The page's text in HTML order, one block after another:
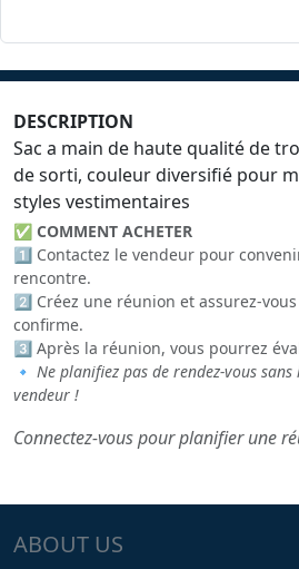
DESCRIPTION
Sac a main de haute qualité de
de sorti, couleur diversifié pour
styles vestimentaires
✅ COMMENT ACHETER
1️⃣ Contactez le vendeur pour
rencontre.
2️⃣ Créez une réunion et assurez-
confirme.
3️⃣ Après la réunion, vous pourrez
🔹 Ne planifiez pas de rendez-vous
vendeur !
Connectez-vous pour planifier une
ABOUT US